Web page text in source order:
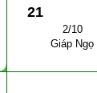
21
2/10
Giáp Ngọ